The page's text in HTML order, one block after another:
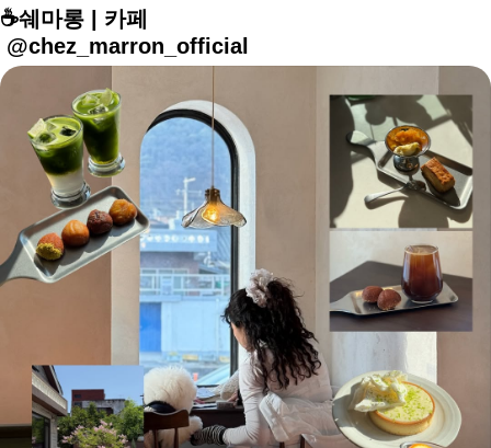
☕️쉐마롱 | 카페
@chez_marron_official